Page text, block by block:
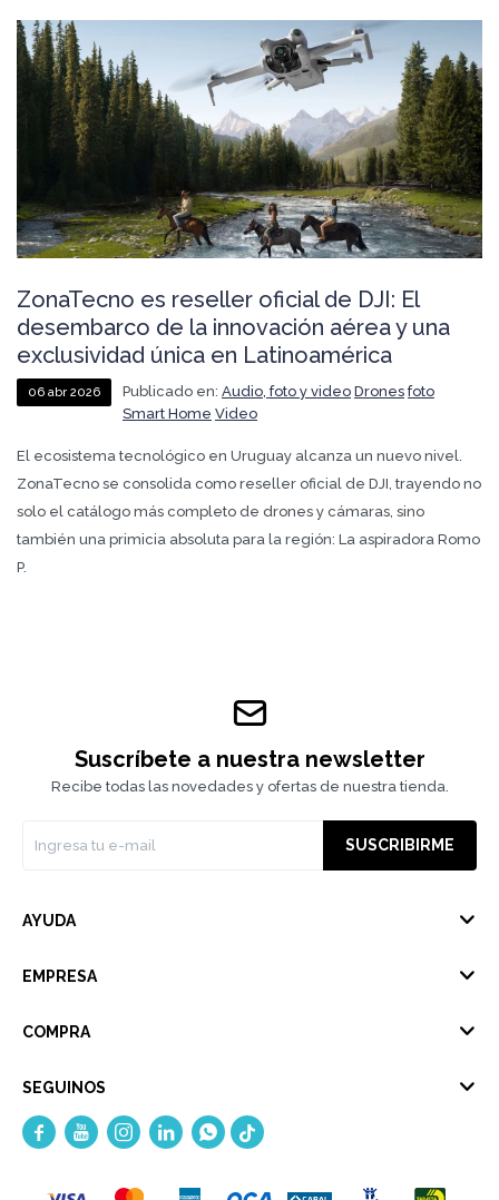
ZonaTecno es reseller oficial de DJI: El
desembarco de la innovación aérea y una
exclusividad única en Latinoamérica
06 abr 2026 Publicado en: Audio, foto y video Drones foto
Smart Home Video
El ecosistema tecnológico en Uruguay alcanza un nuevo nivel.
ZonaTecno se consolida como reseller oficial de DJI, trayendo no
solo el catálogo más completo de drones y cámaras, sino
también una primicia absoluta para la región: La aspiradora Romo
P.
Suscríbete a nuestra newsletter
Recibe todas las novedades y ofertas de nuestra tienda.
SUSCRIBIRME
AYUDA
EMPRESA
COMPRA
SEGUINOS
    